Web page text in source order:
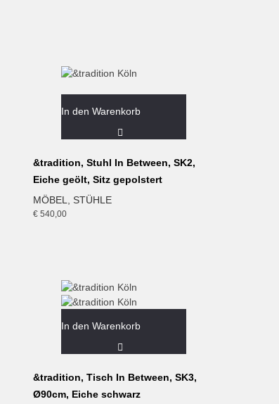
In den Warenkorb
&tradition, Stuhl In Between, SK2,
Eiche geölt, Sitz gepolstert
MÖBEL, STÜHLE
€ 540,00
In den Warenkorb
&tradition, Tisch In Between, SK3,
Ø90cm, Eiche schwarz